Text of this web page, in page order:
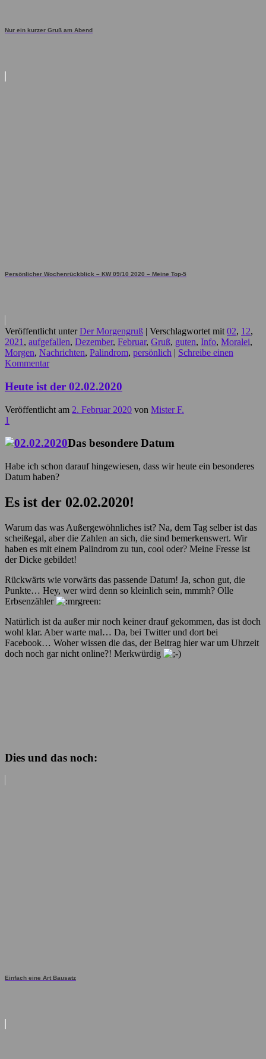
Nur ein kurzer Gruß am Abend
Persönlicher Wochenrückblick – KW 09/10 2020 – Meine Top-5
Veröffentlicht unter Der Morgengruß | Verschlagwortet mit 02, 12,
2021 , aufgefallen, Dezember, Februar, Gruß, guten, Info, Moralei,
Morgen, Nachrichten, Palindrom, persönlich | Schreibe einen
Kommentar
Heute ist der 02.02.2020
Veröffentlicht am 2. Februar 2020 von Mister F.
1
Das besondere Datum
Habe ich schon darauf hingewiesen, dass wir heute ein besonderes
Datum haben?
Es ist der 02.02.2020!
Warum das was Außergewöhnliches ist? Na, dem Tag selber ist das
scheißegal, aber die Zahlen an sich, die sind bemerkenswert. Wir
haben es mit einem Palindrom zu tun, cool oder? Meine Fresse ist
der Dicke gebildet!
Rückwärts wie vorwärts das passende Datum! Ja, schon gut, die
Punkte… Hey, wer wird denn so kleinlich sein, mmmh? Olle
Erbsenzähler
Natürlich ist da außer mir noch keiner drauf gekommen, das ist doch
wohl klar. Aber warte mal… Da, bei Twitter und dort bei
Facebook… Woher wissen die das, der Beitrag hier war um Uhrzeit
doch noch gar nicht online?! Merkwürdig
Dies und das noch:
Einfach eine Art Bausatz